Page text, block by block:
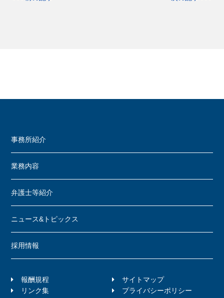
事務所紹介
業務内容
弁護士等紹介
ニュース&トピックス
採用情報
報酬規程
サイトマップ
リンク集
プライバシーポリシー